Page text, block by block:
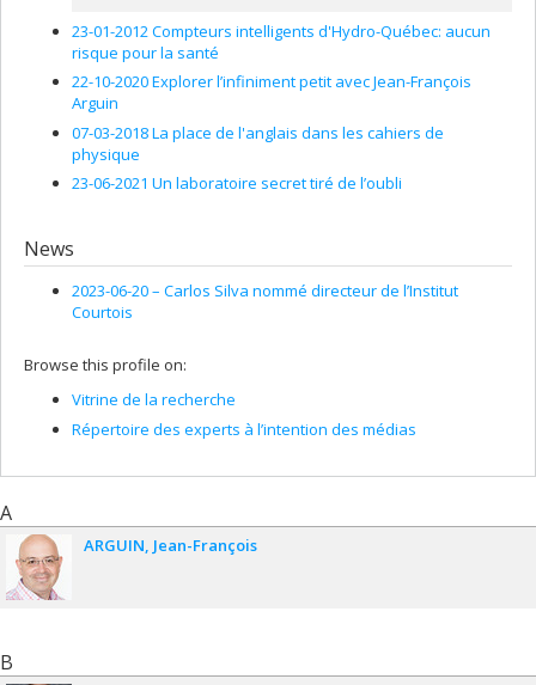
23-01-2012 Compteurs intelligents d'Hydro-Québec: aucun
risque pour la santé
22-10-2020 Explorer l’infiniment petit avec Jean-François
Arguin
07-03-2018 La place de l'anglais dans les cahiers de
physique
23-06-2021 Un laboratoire secret tiré de l’oubli
News
2023-06-20 – Carlos Silva nommé directeur de l’Institut
Courtois
Browse this profile on:
Vitrine de la recherche
Répertoire des experts à l’intention des médias
A
ARGUIN Jean-François
B